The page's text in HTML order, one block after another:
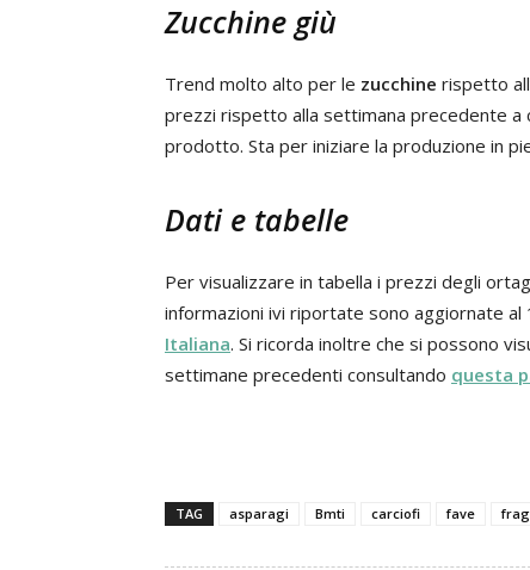
Zucchine giù
Trend molto alto per le zucchine rispetto
prezzi rispetto alla settimana precedente a
prodotto. Sta per iniziare la produzione in
Dati e tabelle
Per visualizzare in tabella i prezzi degli
informazioni ivi riportate sono aggiornate al
Italiana. Si ricorda inoltre che si possono
settimane precedenti consultando questa
TAG asparagi Bmti carciofi fave